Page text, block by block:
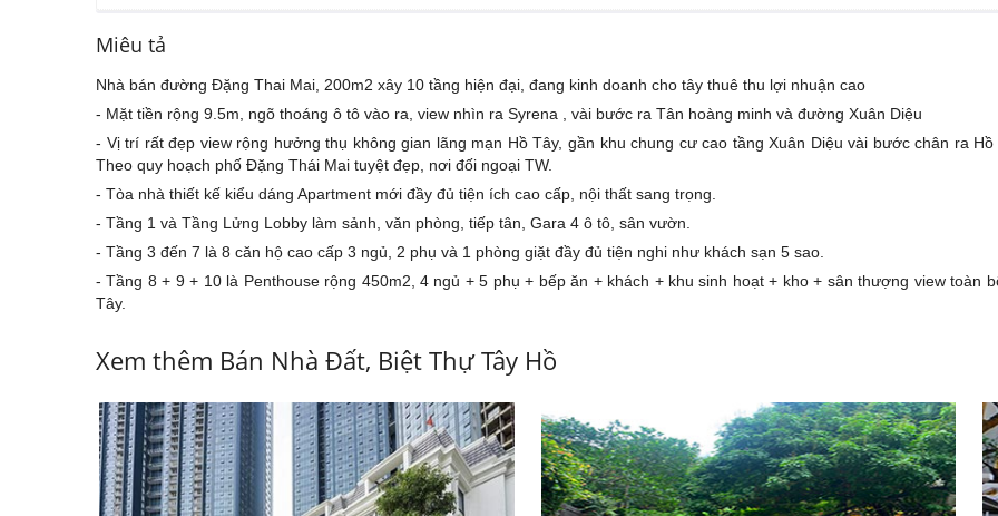
Miêu tả
Nhà bán đường Đặng Thai Mai, 200m2 xây 10 tầng hiện đại, đang kinh doanh cho tây thuê thu lợi nhuận cao
- Mặt tiền rộng 9.5m, ngõ thoáng ô tô vào ra, view nhìn ra Syrena , vài bước ra Tân hoàng minh và đường Xuân Diệu
- Vị trí rất đẹp view rộng hưởng thụ không gian lãng mạn Hồ Tây, gần khu chung cư cao tầng Xuân Diệu vài bước chân ra Hồ
Theo quy hoạch phố Đặng Thái Mai tuyệt đẹp, nơi đối ngoại TW.
- Tòa nhà thiết kế kiểu dáng Apartment mới đầy đủ tiện ích cao cấp, nội thất sang trọng.
- Tầng 1 và Tầng Lửng Lobby làm sảnh, văn phòng, tiếp tân, Gara 4 ô tô, sân vườn.
- Tầng 3 đến 7 là 8 căn hộ cao cấp 3 ngủ, 2 phụ và 1 phòng giặt đầy đủ tiện nghi như khách sạn 5 sao.
- Tầng 8 + 9 + 10 là Penthouse rộng 450m2, 4 ngủ + 5 phụ + bếp ăn + khách + khu sinh hoạt + kho + sân thượng view toàn
Tây.
Xem thêm Bán Nhà Đất, Biệt Thự Tây Hồ